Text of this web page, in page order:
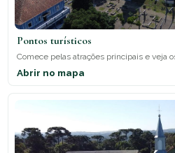
Pontos turísticos
Comece pelas atrações principais e veja
Abrir no mapa